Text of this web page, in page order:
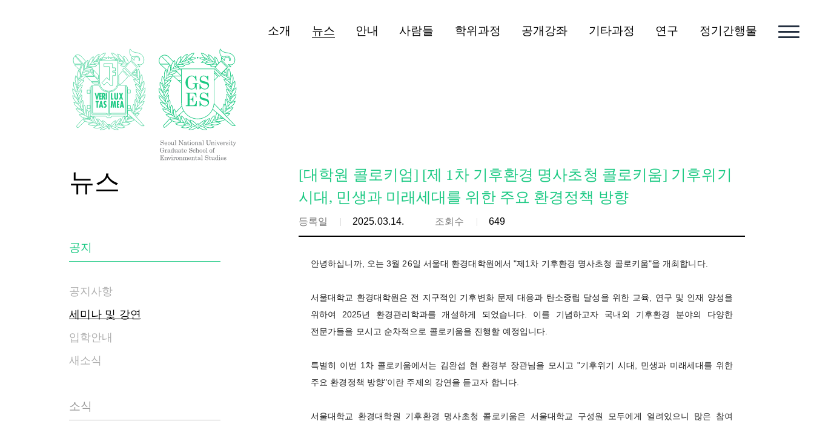
소개 뉴스 안내 사람들 학위과정 공개강좌 기타과정 연구 정기간행물
뉴스
공지
공지사항
세미나 및 강연
입학안내
새소식
소식
[대학원 콜로키엄] [제 1차 기후환경 명사초청 콜로키움] 기후위기
시대, 민생과 미래세대를 위한 주요 환경정책 방향
등록일 2025.03.14. 조회수 649
안녕하십니까, 오는 3월 26일 서울대 환경대학원에서 "제1차 기후환경 명사초청 콜로키움"을 개최합니다.
서울대학교 환경대학원은 전 지구적인 기후변화 문제 대응과 탄소중립 달성을 위한 교육, 연구 및 인재 양성을
위하여 2025년 환경관리학과를 개설하게 되었습니다. 이를 기념하고자 국내외 기후환경 분야의 다양한
전문가들을 모시고 순차적으로 콜로키움을 진행할 예정입니다.
특별히 이번 1차 콜로키움에서는 김완섭 현 환경부 장관님을 모시고 "기후위기 시대, 민생과 미래세대를 위한
주요 환경정책 방향"이란 주제의 강연을 듣고자 합니다.
서울대학교 환경대학원 기후환경 명사초청 콜로키움은 서울대학교 구성원 모두에게 열려있으니 많은 참여